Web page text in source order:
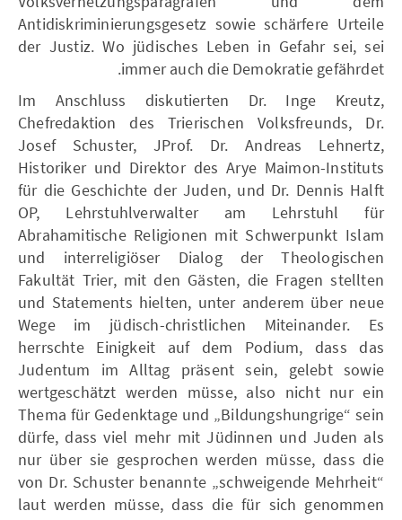
Antidiskriminierungsgesetz sowie schärfere Urteile
der Justiz. Wo jüdisches Leben in Gefahr sei, sei
immer auch die Demokratie gefährdet.
Im Anschluss diskutierten Dr. Inge Kreutz,
Chefredaktion des Trierischen Volksfreunds, Dr.
Josef Schuster, JProf. Dr. Andreas Lehnertz,
Historiker und Direktor des Arye Maimon-Instituts
für die Geschichte der Juden, und Dr. Dennis Halft
OP, Lehrstuhlverwalter am Lehrstuhl für
Abrahamitische Religionen mit Schwerpunkt Islam
und interreligiöser Dialog der Theologischen
Fakultät Trier, mit den Gästen, die Fragen stellten
und Statements hielten, unter anderem über neue
Wege im jüdisch-christlichen Miteinander. Es
herrschte Einigkeit auf dem Podium, dass das
Judentum im Alltag präsent sein, gelebt sowie
wertgeschätzt werden müsse, also nicht nur ein
Thema für Gedenktage und „Bildungshungrige“ sein
dürfe, dass viel mehr mit Jüdinnen und Juden als
nur über sie gesprochen werden müsse, dass die
von Dr. Schuster benannte „schweigende Mehrheit“
laut werden müsse, dass die für sich genommen